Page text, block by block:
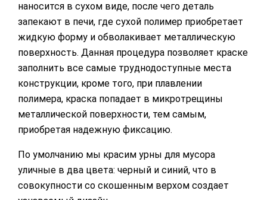
наносится в сухом виде, после чего деталь
запекают в печи, где сухой полимер приобретает
жидкую форму и обволакивает металлическую
поверхность. Данная процедура позволяет краске
заполнить все самые труднодоступные места
конструкции, кроме того, при плавлении
полимера, краска попадает в микротрещины
металлической поверхности, тем самым,
приобретая надежную фиксацию.
По умолчанию мы красим урны для мусора
уличные в два цвета: черный и синий, что в
совокупности со скошенным верхом создает